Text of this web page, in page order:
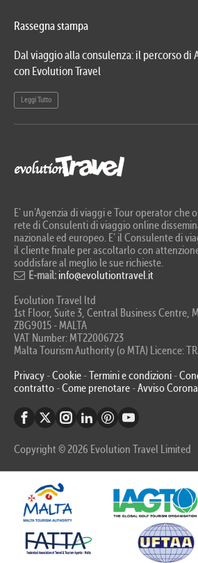
Rassegna stampa
Dal viaggio alla consulenza: il percorso di
con Evolution Travel
Leggi Tutto
E' un’Agenzia di viaggi e Tour operator che
rete di Consulenti di viaggio online
nazionale ed europeo. E’ il Consulente di
il cliente finale per ascoltarlo con
soddisfare al meglio le sue richieste.
E-mail: info@evolutiontravel.it
Evolution Travel ltd
1st Floor, Suite 3, Central Business Centre,
ZBG9015 - MALTA
VAT Number: MT22006723
Malta Tourism Authority (o MTA) Licence:
Privacy -Cookie - Termini e condizioni -
contratto -Come prenotare -Avviso
Copyright © 2026 Evolution Travel Limited